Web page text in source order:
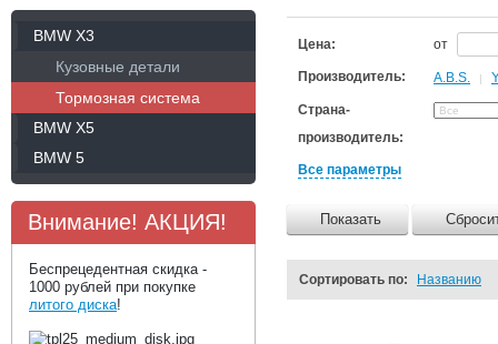
BMW X3
Кузовные детали
Тормозная система
BMW Х5
BMW 5
Внимание! АКЦИЯ!
Беспрецедентная скидка -
1000 рублей при покупке
литого диска!
Цена: от
Производитель: A.B.S. |
Страна-
производитель:
Все параметры
Показать
Сортировать по: Названию